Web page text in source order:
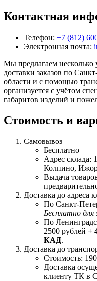
Контактная
Телефон: +7 (812)
Электронная почта:
Мы предлагаем несколько
доставки заказов по
области и с помощью
организуется с учётом
габаритов изделий и
Стоимость и
Самовывоз
Бесплатно
Адрес склада:
Колпино,
Выдача
Доставка до адреса
По Санкт-
Бесплатно для
По
2500 рублей +
КАД.
Доставка до
Стоимость:
Доставка
клиенту ТК в